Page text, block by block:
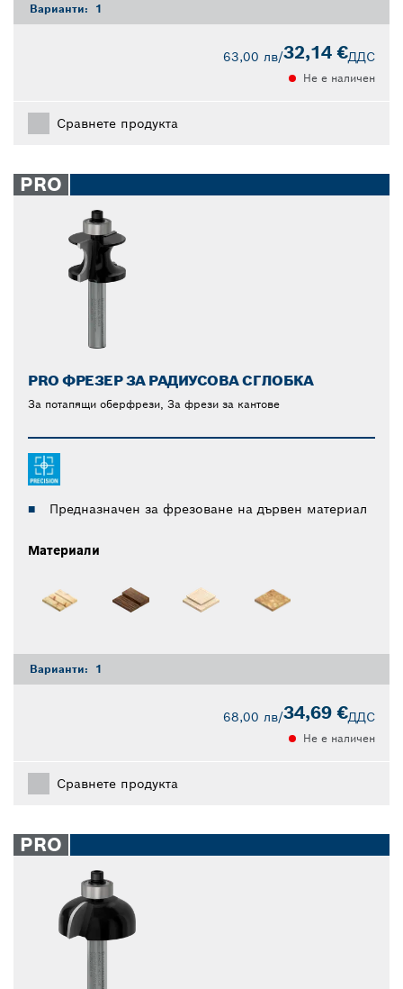
Варианти: 1
63,00 лв/32,14 €ДДС
Не е наличен
Сравнете продукта
PRO
PRO ФРЕЗЕР ЗА РАДИУСОВА СГЛОБКА
За потапящи оберфрези, За фрези за кантове
Предназначен за фрезоване на дървен материал
Материали
Варианти: 1
68,00 лв/34,69 €ДДС
Не е наличен
Сравнете продукта
PRO